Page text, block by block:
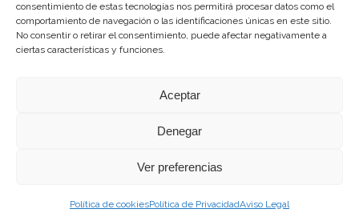
consentimiento de estas tecnologías nos permitirá procesar datos como el
comportamiento de navegación o las identificaciones únicas en este sitio.
No consentir o retirar el consentimiento, puede afectar negativamente a
ciertas características y funciones.
Aceptar
Denegar
Ver preferencias
Política de cookiesPolítica de PrivacidadAviso Legal
La gestión de la DOP Lanzarote realizada por este Consejo Regulador es financiada,
con fondos provenientes del presupuesto de gastos del Instituto Canario de
Calidad Agroalimentaria